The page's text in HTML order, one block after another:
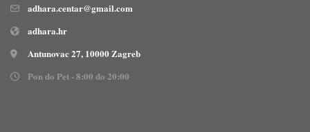
adhara.centar@gmail.com
adhara.hr
Antunovac 27, 10000 Zagreb
Pon do Pet - 8:00 do 20:00